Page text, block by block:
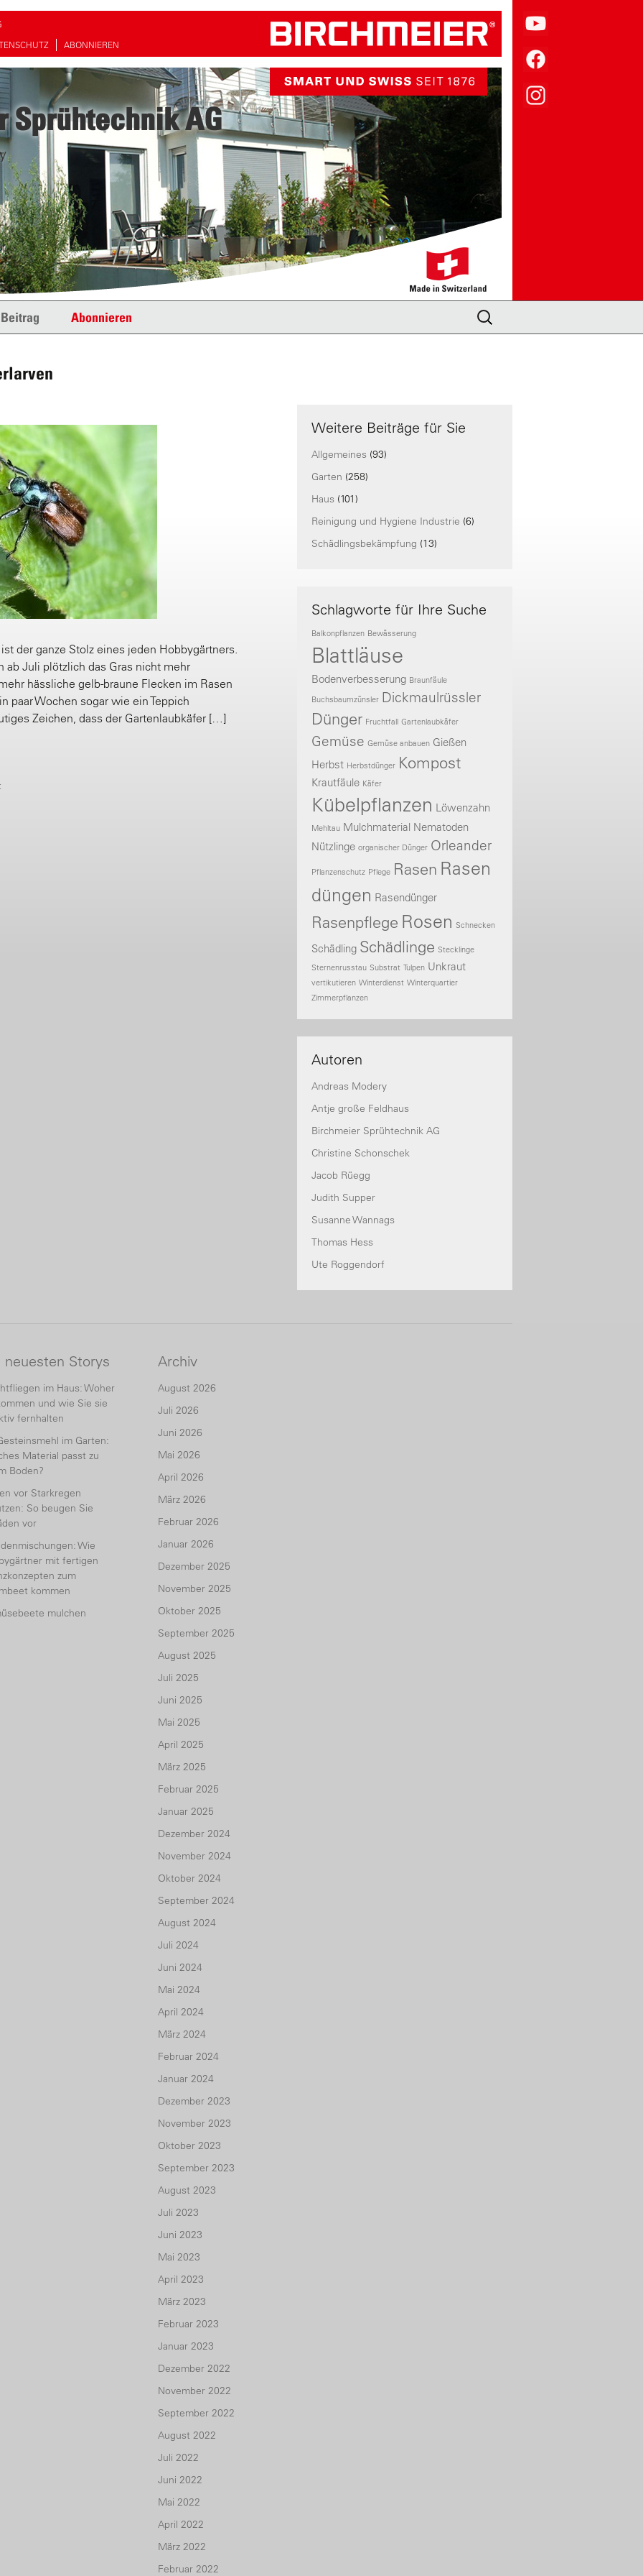
Sprühtechnik AG
ABONNIEREN
Abonnieren
Suche
nach:
der ganze Stolz eines jeden Hobbygärtners.
ab Juli plötzlich das Gras nicht mehr
hässliche gelb-braune Flecken im Rasen
paar Wochen sogar wie ein Teppich
Zeichen, dass der Gartenlaubkäfer […]
Weitere Beiträge für Sie
Allgemeines (93)
Garten (258)
Haus (101)
Reinigung und Hygiene Industrie (6)
Schädlingsbekämpfung (13)
Schlagworte für Ihre Suche
Balkonpflanzen Bewässerung
Blattläuse
Bodenverbesserung Braunfäule
Buchsbaumzünsler Dickmaulrüssler
Dünger Fruchtfall Gartenlaubkäfer
Gemüse Gemüse anbauen Gießen
Herbst Herbstdünger Kompost
Krautfäule Käfer
Kübelpflanzen Löwenzahn
Mehltau Mulchmaterial Nematoden
Nützlinge organischer Dünger Orleander
Pflanzenschutz Pflege Rasen Rasen
düngen Rasendünger
Rasenpflege Rosen Schnecken
Schädling Schädlinge Stecklinge
Sternenrusstau Substrat Tulpen Unkraut
vertikutieren Winterdienst Winterquartier
Zimmerpflanzen
Autoren
Andreas Modery
Antje große Feldhaus
Birchmeier Sprühtechnik AG
Christine Schonschek
Jacob Rüegg
Judith Supper
Susanne Wannags
Thomas Hess
Ute Roggendorf
neuesten Storys
im Haus: Woher
und wie Sie sie
fernhalten
im Garten:
Material passt zu
Boden?
vor Starkregen
So beugen Sie
vor
Wie
mit fertigen
zum
kommen
mulchen
Archiv
August 2026
Juli 2026
Juni 2026
Mai 2026
April 2026
März 2026
Februar 2026
Januar 2026
Dezember 2025
November 2025
Oktober 2025
September 2025
August 2025
Juli 2025
Juni 2025
Mai 2025
April 2025
März 2025
Februar 2025
Januar 2025
Dezember 2024
November 2024
Oktober 2024
September 2024
August 2024
Juli 2024
Juni 2024
Mai 2024
April 2024
März 2024
Februar 2024
Januar 2024
Dezember 2023
November 2023
Oktober 2023
September 2023
August 2023
Juli 2023
Juni 2023
Mai 2023
April 2023
März 2023
Februar 2023
Januar 2023
Dezember 2022
November 2022
September 2022
August 2022
Juli 2022
Juni 2022
Mai 2022
April 2022
März 2022
Februar 2022